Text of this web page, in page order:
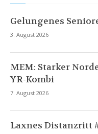
Gelungenes
3. August 2026
MEM: Starker
YR-Kombi
7. August 2026
Laxnes Distanzritt